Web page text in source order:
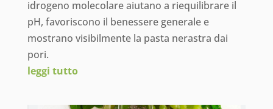
idrogeno molecolare aiutano a riequilibrare il
pH, favoriscono il benessere generale e
mostrano visibilmente la pasta nerastra dai
pori.
leggi tutto